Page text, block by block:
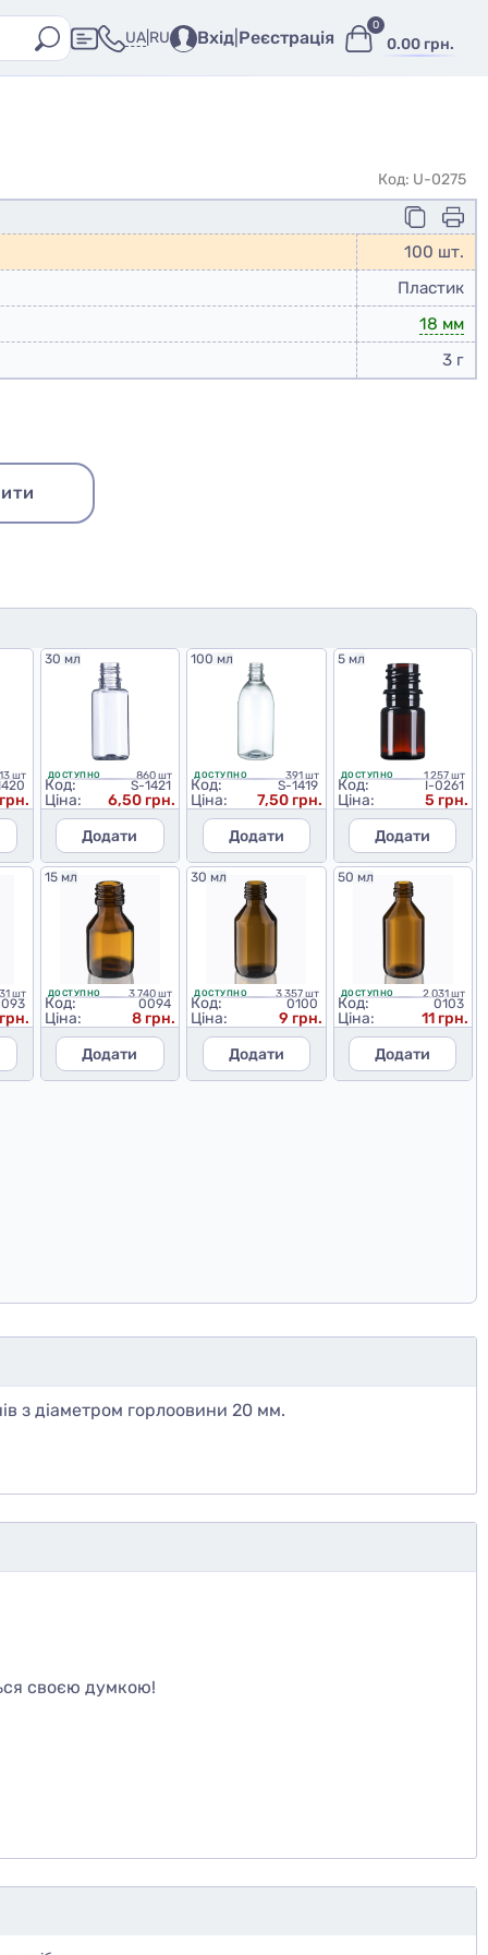
UA RU Вхід Реєстрація 0.00 грн.
0
Код: U-0275
100 шт.
Пластик
18 мм
3 г
шт
30 мл
ДОСТУПНО 860 шт
Код: S-1421
Ціна:
6,50 грн.
Додати
100 мл
ДОСТУПНО 391 шт
Код: S-1419
Ціна:
7,50 грн.
Додати
5 мл
ДОСТУПНО 1 257 шт
Код: I-0261
Ціна:
5 грн.
Додати
шт
15 мл
ДОСТУПНО 3 740 шт
Код: 0094
Ціна:
8 грн.
Додати
30 мл
ДОСТУПНО 3 357 шт
Код: 0100
Ціна:
9 грн.
Додати
50 мл
ДОСТУПНО 2 031 шт
Код: 0103
Ціна:
11 грн.
Додати
з діаметром горлоовини 20 мм.
своєю думкою!